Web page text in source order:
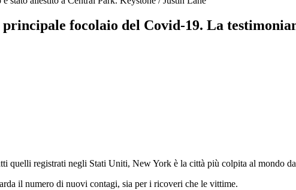
focolaio del Covid-19. La
quelli registrati negli Stati Uniti, New York è la città più colpita al mondo
il numero di nuovi contagi, sia per i ricoveri che le vittime.